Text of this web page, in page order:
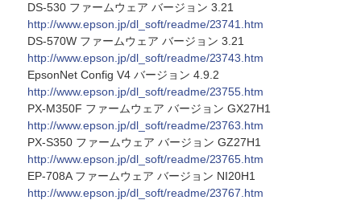
DS-530 ファームウェア バージョン 3.21
http://www.epson.jp/dl_soft/readme/23741.htm
DS-570W ファームウェア バージョン 3.21
http://www.epson.jp/dl_soft/readme/23743.htm
EpsonNet Config V4 バージョン 4.9.2
http://www.epson.jp/dl_soft/readme/23755.htm
PX-M350F ファームウェア バージョン GX27H1
http://www.epson.jp/dl_soft/readme/23763.htm
PX-S350 ファームウェア バージョン GZ27H1
http://www.epson.jp/dl_soft/readme/23765.htm
EP-708A ファームウェア バージョン NI20H1
http://www.epson.jp/dl_soft/readme/23767.htm